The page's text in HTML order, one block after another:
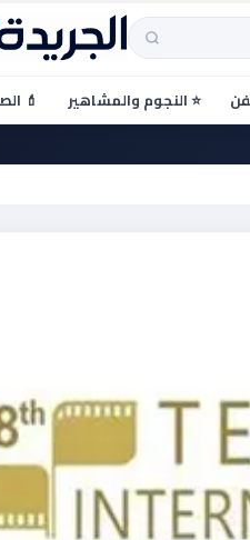
⭐ النجوم والمشاهير 💄